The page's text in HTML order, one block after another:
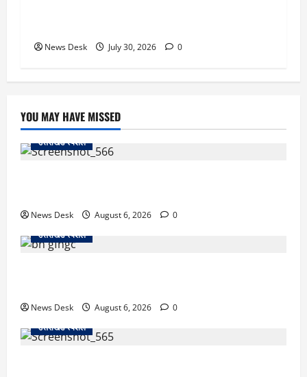
News Desk July 30, 2026 0
YOU MAY HAVE MISSED
उत्तराखंड स्पेशल
News Desk August 6, 2026
0
उत्तराखंड स्पेशल
News Desk August 6, 2026
0
उत्तराखंड स्पेशल